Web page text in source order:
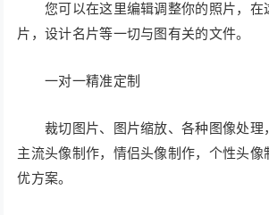
您可以在这里编辑调整你的照片，在
片，设计名片等一切与图有关的文件。
一对一精准定制
裁切图片、图片缩放、各种图像处理
主流头像制作，情侣头像制作，个性头像
优方案。